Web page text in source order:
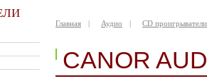
Главная Аудио CD проигрыватели
CANOR